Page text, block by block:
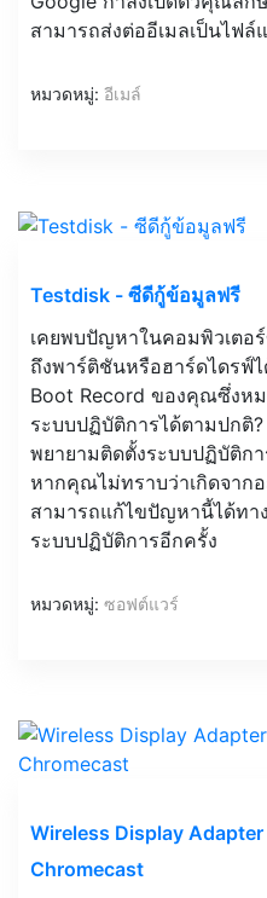
สามารถส่งต่ออีเมลเป็นไฟล์
หมวดหมู่: อีเมล์
Testdisk - ซีดีกู้ข้อมูลฟรี
เคยพบปัญหาในคอมพิวเตอ
ถึงพาร์ติชันหรือฮาร์ดไดรฟ์
Boot Record ของคุณซึ่งห
ระบบปฏิบัติการได้ตามปกติ
พยายามติดตั้งระบบปฏิบัติก
หากคุณไม่ทราบว่าเกิดจาก
สามารถแก้ไขปัญหานี้ได้ทา
ระบบปฏิบัติการอีกครั้ง
หมวดหมู่: ซอฟต์แวร์
Wireless Display
Chromecast